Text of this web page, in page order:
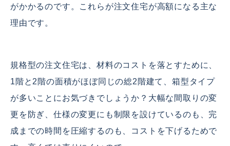
がかかるのです。これらが注文住宅が高額になる主な
理由です。
規格型の注文住宅は、材料のコストを落とすために、
1階と2階の面積がほぼ同じの総2階建て、箱型タイプ
が多いことにお気づきでしょうか？大幅な間取りの変
更を防ぎ、仕様の変更にも制限を設けているのも、完
成までの時間を圧縮するのも、コストを下げるためで